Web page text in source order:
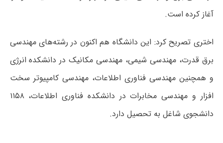
آغاز کرده است.
اختری تصریح کرد: این دانشگاه هم اکنون در رشته‌های مهندسی
برق قدرت، مهندسی شیمی، مهندسی مکانیک در دانشکده انرژی
و همچنین مهندسی فناوری اطلاعات، مهندسی کامپیوتر سخت
افزار و مهندسی مخابرات در دانشکده فناوری اطلاعات، ۱۱۵۸
دانشجوی شاغل به تحصیل دارد.